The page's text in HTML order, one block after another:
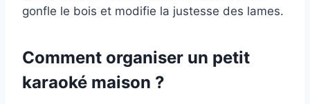
gonfle le bois et modifie la justesse des lames.
Comment organiser un petit
karaoké maison ?